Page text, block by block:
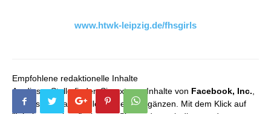
www.htwk-leipzig.de/fhsgirls
Empfohlene redaktionelle Inhalte
An dieser Stelle finden Sie externe Inhalte von Facebook, Inc.
die unser redaktionelles Angebot ergänzen. Mit dem Klick auf